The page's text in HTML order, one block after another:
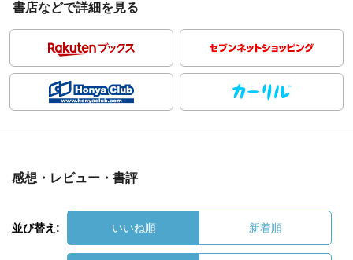
書店などで詳細を見る
感想・レビュー・書評
並び替え: いいね順 新着順